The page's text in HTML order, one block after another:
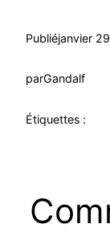
Publiéjanvier
parGandalf
Étiquettes :